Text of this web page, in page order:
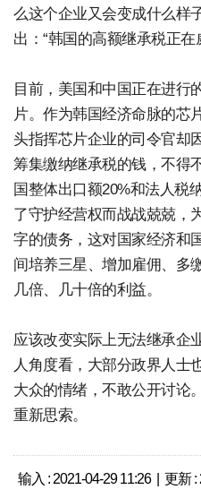
么这个企业又会变成什么样
出：“韩国的高额继承税正在
目前，美国和中国正在进行
片。作为韩国经济命脉的芯
头指挥芯片企业的司令官却
筹集缴纳继承税的钱，不得
国整体出口额20%和法人税
了守护经营权而战战兢兢，
字的债务，这对国家经济和
间培养三星、增加雇佣、多
几倍、几十倍的利益。
应该改变实际上无法继承企
人角度看，大部分政界人士
大众的情绪，不敢公开讨论
重新思索。
输入 : 2021-04-29 11:26 | 更新 :